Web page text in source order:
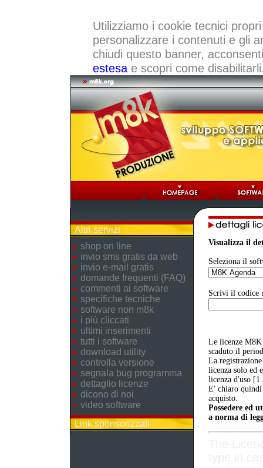
Utilizziamo i cookie tecnici
personalizzare i contenuti e gli
chiudi questo banner,
estesae scopri come
Altri servizi
shop on line
invio sms gratis da web
invio e-mail gratis
domande frequenti (FAQ)
commenti ai software
specifiche tecniche
software non m8k
i più cliccati
ultimi inserimenti
tutti i software
download utility
controlla versione
segnala bug programma
dettaglio licenze
dicono di noi
video software
Link sponsorizzati
Visualizza il
Seleziona il
Scrivi il codice
Le licenze M8K
scaduto il
La
licenza solo ed
licenza d'uso [1
E' chiaro quindi
acquisto.
Possedere ed
a norma di